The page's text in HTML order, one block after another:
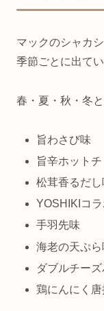
マックのシャカ
季節ごとに出てい
春・夏・秋・冬
旨わさび味
旨辛ホットチ
松茸香るだし
YOSHIKIコ
手羽先味
海老の天ぷら
ダブルチー
鶏にんにく唐